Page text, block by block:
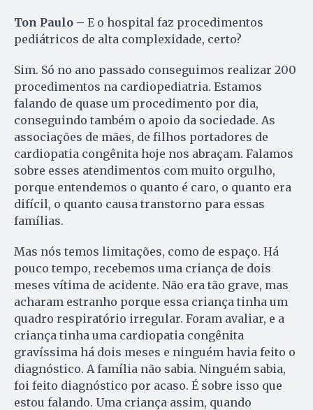
Ton Paulo – E o hospital faz procedimentos
pediátricos de alta complexidade, certo?
Sim. Só no ano passado conseguimos realizar 200
procedimentos na cardiopediatria. Estamos
falando de quase um procedimento por dia,
conseguindo também o apoio da sociedade. As
associações de mães, de filhos portadores de
cardiopatia congênita hoje nos abraçam. Falamos
sobre esses atendimentos com muito orgulho,
porque entendemos o quanto é caro, o quanto era
difícil, o quanto causa transtorno para essas
famílias.
Mas nós temos limitações, como de espaço. Há
pouco tempo, recebemos uma criança de dois
meses vítima de acidente. Não era tão grave, mas
acharam estranho porque essa criança tinha um
quadro respiratório irregular. Foram avaliar, e a
criança tinha uma cardiopatia congênita
gravíssima há dois meses e ninguém havia feito o
diagnóstico. A família não sabia. Ninguém sabia,
foi feito diagnóstico por acaso. É sobre isso que
estou falando. Uma criança assim, quando